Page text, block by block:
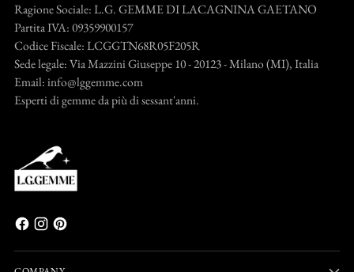
Ragione Sociale: L.G. GEMME DI LACAGNINA GAETANO
Partita IVA: 09359900157
Codice Fiscale: LCGGTN68R05F205R
Sede legale: Via Mazzini Giuseppe 10 - 20123 - Milano (MI), Italia
Email: info@lggemme.com
Esperti di gemme da più di sessant'anni.